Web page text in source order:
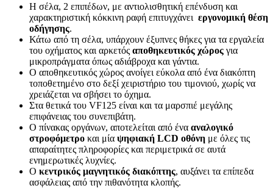
Η σέλα, 2 επιπέδων, με αντιολισθητική επένδυση και
χαρακτηριστική κόκκινη ραφή επιτυγχάνει εργονομική θέση
οδήγησης.
Κάτω από τη σέλα, υπάρχουν έξυπνες θήκες για τα εργαλεία
του οχήματος και αρκετός αποθηκευτικός χώρος για
μικροπράγματα όπως αδιάβροχα και γάντια.
Ο αποθηκευτικός χώρος ανοίγει εύκολα από ένα διακόπτη
τοποθετημένο στο δεξί χειριστήριο του τιμονιού, χωρίς να
χρειάζεται να σβήσει το όχημα.
Στα θετικά του VF125 είναι και τα μαρσπιέ μεγάλης
επιφάνειας του συνεπιβάτη.
Ο πίνακας οργάνων, αποτελείται από ένα αναλογικό
στροφόμετρο και μία ψηφιακή LCD οθόνη με όλες τις
απαραίτητες πληροφορίες και περιμετρικά σε αυτά
ενημερωτικές λυχνίες.
Ο κεντρικός μαγνητικός διακόπτης, αυξάνει τα επίπεδα
ασφάλειας από την πιθανότητα κλοπής.